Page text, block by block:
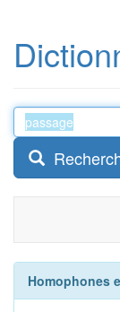
Homophones